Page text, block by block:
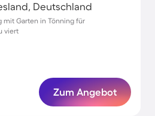
Deutschland
mit Garten in Tönning für
viert
Zum Angebot